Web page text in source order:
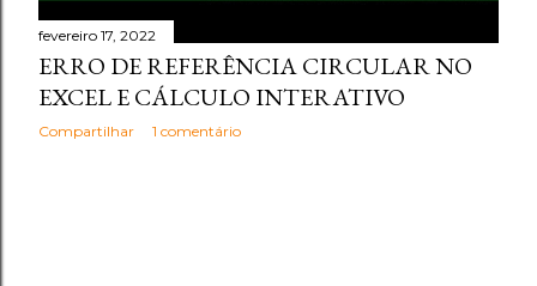
fevereiro 17, 2022
ERRO DE REFERÊNCIA CIRCULAR NO
EXCEL E CÁLCULO INTERATIVO
Compartilhar 1 comentário